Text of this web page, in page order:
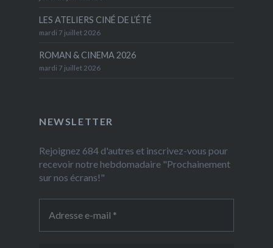
LES ATELIERS CINÉ DE L’ÉTÉ
mardi 7 juillet 2026
ROMAN & CINEMA 2026
mardi 7 juillet 2026
NEWSLETTER
Rejoignez 684 d'autres et inscrivez-vous pour
recevoir notre hebdomadaire "Prochainement
sur nos écrans!"